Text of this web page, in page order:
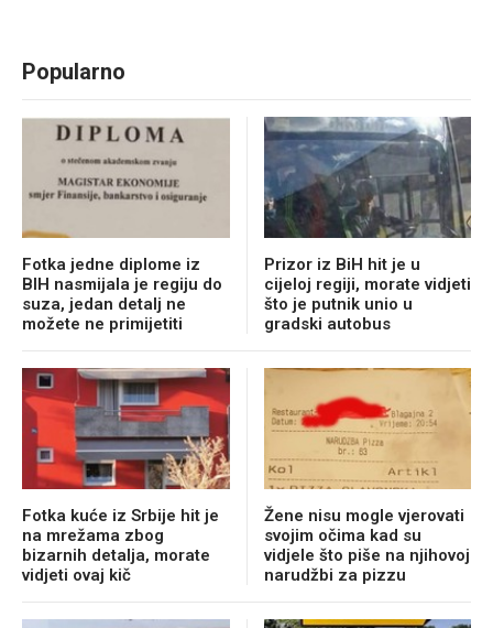
Popularno
Fotka jedne diplome iz
BIH nasmijala je regiju do
suza, jedan detalj ne
možete ne primijetiti
Prizor iz BiH hit je u
cijeloj regiji, morate vidjeti
što je putnik unio u
gradski autobus
Fotka kuće iz Srbije hit je
na mrežama zbog
bizarnih detalja, morate
vidjeti ovaj kič
Žene nisu mogle vjerovati
svojim očima kad su
vidjele što piše na njihovoj
narudžbi za pizzu